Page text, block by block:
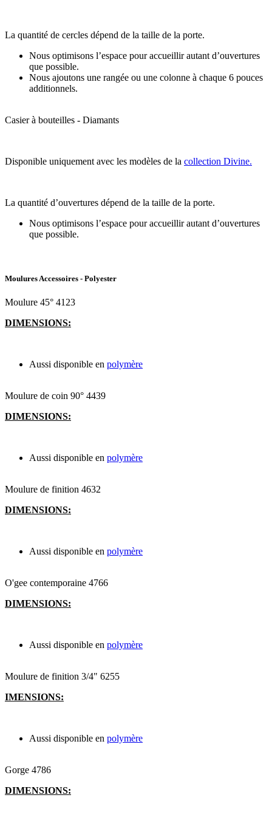
La quantité de cercles dépend de la taille de la porte.
Nous optimisons l’espace pour accueillir autant d’ouvertures
que possible.
Nous ajoutons une rangée ou une colonne à chaque 6 pouces
additionnels.
Casier à bouteilles - Diamants
Disponible uniquement avec les modèles de la collection Divine.
La quantité d’ouvertures dépend de la taille de la porte.
Nous optimisons l’espace pour accueillir autant d’ouvertures
que possible.
Moulures Accessoires - Polyester
Moulure 45° 4123
DIMENSIONS:
Aussi disponible en polymère
Moulure de coin 90° 4439
DIMENSIONS:
Aussi disponible en polymère
Moulure de finition 4632
DIMENSIONS:
Aussi disponible en polymère
O'gee contemporaine 4766
DIMENSIONS:
Aussi disponible en polymère
Moulure de finition 3/4" 6255
IMENSIONS:
Aussi disponible en polymère
Gorge 4786
DIMENSIONS: